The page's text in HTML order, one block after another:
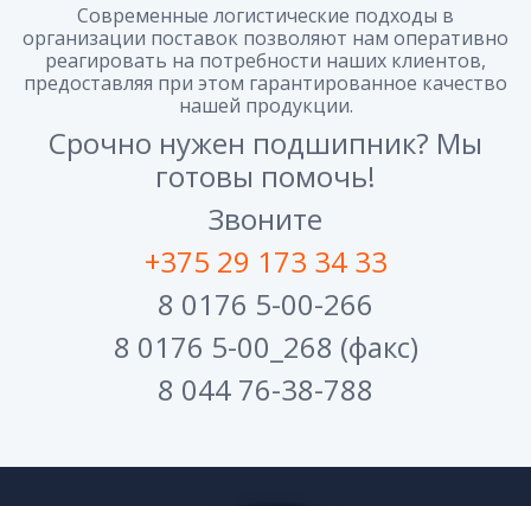
Современные логистические подходы в
организации поставок позволяют нам оперативно
реагировать на потребности наших клиентов,
предоставляя при этом гарантированное качество
нашей продукции.
Срочно нужен подшипник? Мы
готовы помочь!
Звоните
+375 29 173 34 33
8 0176 5-00-266
8 0176 5-00_268 (факс)
8 044 76-38-788